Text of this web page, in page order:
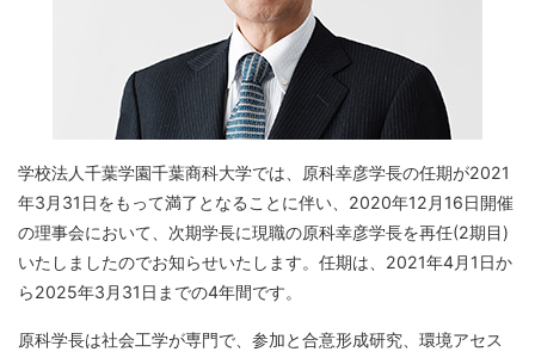
学校法人千葉学園千葉商科大学では、原科幸彦学長の任期が2021
年3月31日をもって満了となることに伴い、2020年12月16日開催
の理事会において、次期学長に現職の原科幸彦学長を再任(2期目)
いたしましたのでお知らせいたします。任期は、2021年4月1日か
ら2025年3月31日までの4年間です。
原科学長は社会工学が専門で、参加と合意形成研究、環境アセス